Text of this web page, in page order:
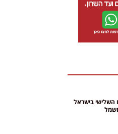
השלישי בישראל